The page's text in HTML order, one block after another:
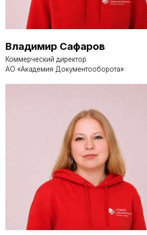
Владимир Сафаров
Коммерческий директор
АО «Академия Документооборота»